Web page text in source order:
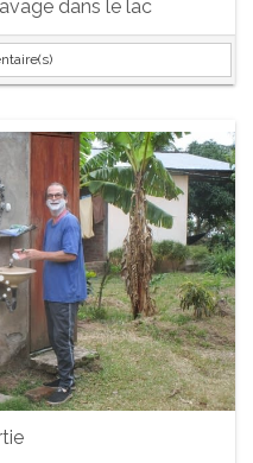
dans le lac